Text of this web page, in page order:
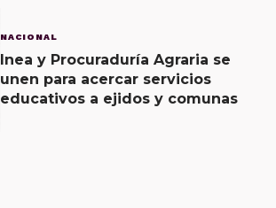
NACIONAL
Inea y Procuraduría Agraria se
unen para acercar servicios
educativos a ejidos y comunas